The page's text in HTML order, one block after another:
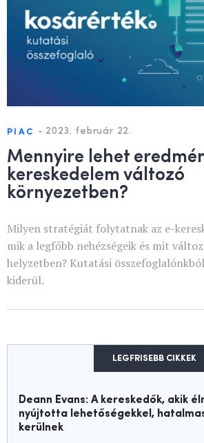
PIAC - 2023. február 22.
Mennyire lehet
kereskedelem változó
környezetben?
Milyen stratégiát folytatnak az e-
mik a legfőbb nehézségeik és mit
helyzetben? Kutatási
kiderül.
LEGFRISEBB CIKKEK
Deann Evans: A kereskedők, akik
nyújtotta lehetőségekkel,
kerülnek